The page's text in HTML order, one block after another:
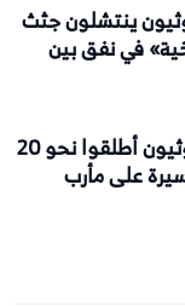
ينتشلون جثث
في نفق بين
مقتل وإصابة 16 مدنيا.. الحوثيون أطلقوا نحو 20